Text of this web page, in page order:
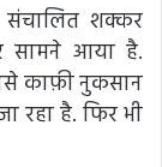
शक्कर
सामने आया है.
काफ़ी नुकसान
रहा है. फिर भी